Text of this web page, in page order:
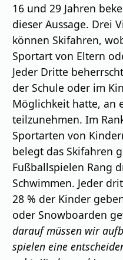
16 und 29 Jahren
dieser Aussage. Drei
können Skifahren,
Sportart von Eltern
Jeder Dritte
der Schule oder im
Möglichkeit hatte, an
teilzunehmen. Im
Sportarten von
belegt das Skifahren
Fußballspielen Rang
Schwimmen. Jeder
28 % der Kinder
oder Snowboarden
darauf müssen wir
spielen eine